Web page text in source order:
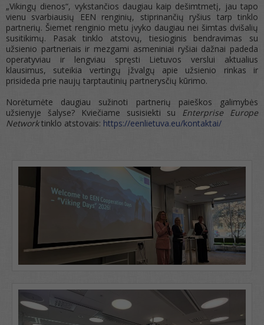
„Vikingų dienos“, vykstančios daugiau kaip dešimtmetį, jau tapo
vienu svarbiausių EEN renginių, stiprinančių ryšius tarp tinklo
partnerių. Šiemet renginio metu įvyko daugiau nei šimtas dvišalių
susitikimų. Pasak tinklo atstovų, tiesioginis bendravimas su
užsienio partneriais ir mezgami asmeniniai ryšiai dažnai padeda
operatyviau ir lengviau spręsti Lietuvos verslui aktualius
klausimus, suteikia vertingų įžvalgų apie užsienio rinkas ir
prisideda prie naujų tarptautinių partnerysčių kūrimo.
Norėtumėte daugiau sužinoti partnerių paieškos galimybės
užsienyje šalyse? Kviečiame susisiekti su Enterprise Europe
Networktinklo atstovais: https://eenlietuva.eu/kontaktai/